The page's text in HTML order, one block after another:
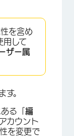
を含め
して
ザー属
す。
る「 編
カウント
を変更で